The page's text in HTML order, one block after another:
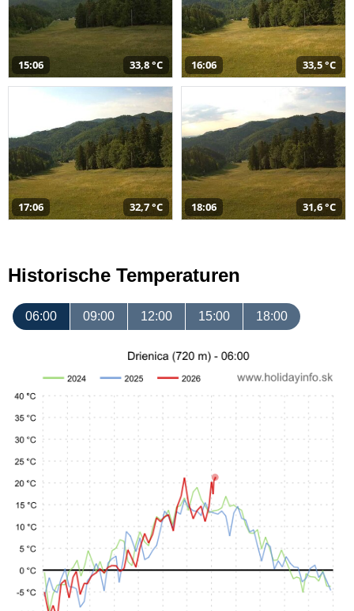
15:06 33,8 °C 16:06 33,5 °C
17:06 32,7 °C 18:06 31,6 °C
Historische Temperaturen
06:00 09:00 12:00 15:00 18:00